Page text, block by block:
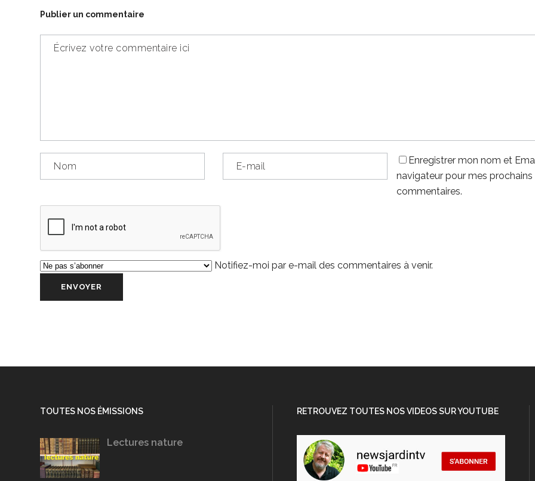
Publier un commentaire
Enregistrer mon nom et
navigateur pour mes prochains
commentaires.
Notifiez-moi par e-mail des commentaires à venir.
TOUTES NOS ÉMISSIONS
Lectures nature
RETROUVEZ TOUTES NOS VIDEOS SUR YOUTUBE